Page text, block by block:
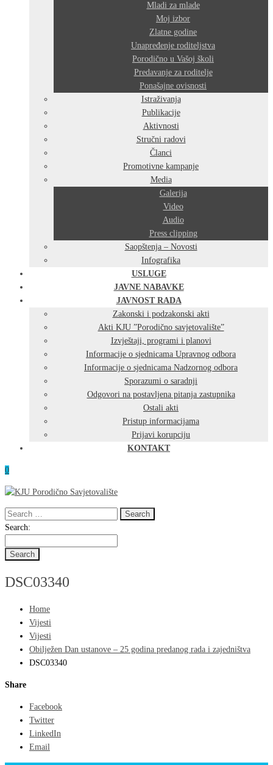
Mladi za mlade
Moj izbor
Zlatne godine
Unapređenje roditeljstva
Porodično u Vašoj školi
Predavanje za roditelje
Ponašajne ovisnosti
Istraživanja
Publikacije
Aktivnosti
Stručni radovi
Članci
Promotivne kampanje
Media
Galerija
Video
Audio
Press clipping
Saopštenja – Novosti
Infografika
USLUGE
JAVNE NABAVKE
JAVNOST RADA
Zakonski i podzakonski akti
Akti KJU ”Porodično savjetovalište”
Izvještaji, programi i planovi
Informacije o sjednicama Upravnog odbora
Informacije o sjednicama Nadzornog odbora
Sporazumi o saradnji
Odgovori na postavljena pitanja zastupnika
Ostali akti
Pristup informacijama
Prijavi korupciju
KONTAKT
0
Search
for:
Search
Search:
DSC03340
Home
Vijesti
Vijesti
Obilježen Dan ustanove – 25 godina predanog rada i zajedništva
DSC03340
Share
Facebook
Twitter
LinkedIn
Email